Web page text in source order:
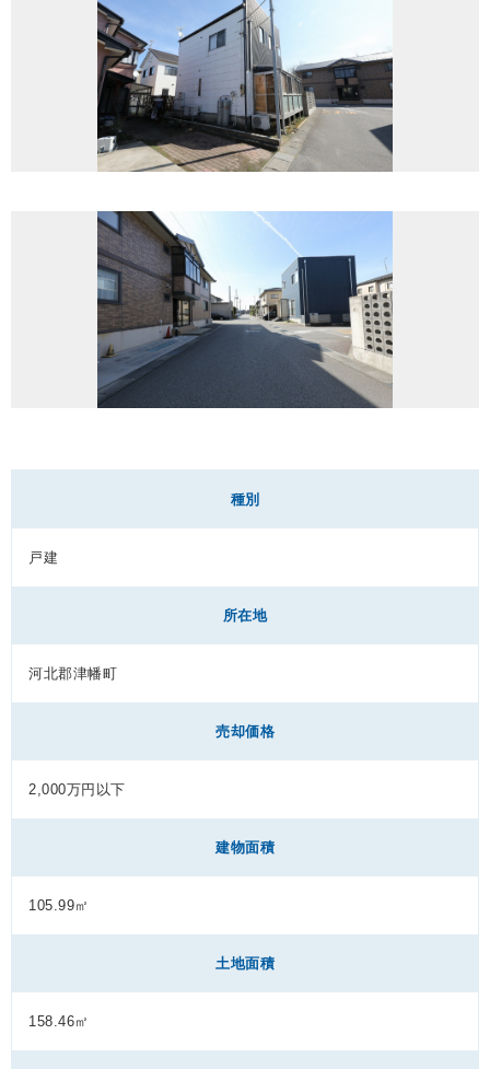
種別
戸建
所在地
河北郡津幡町
売却価格
2,000万円以下
建物面積
105.99㎡
土地面積
158.46㎡